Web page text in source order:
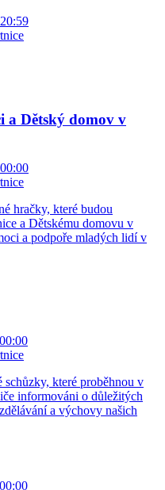
a Dětský domov v
hračky, které budou
a Dětskému domovu v
a podpoře mladých lidí v
schůzky, které proběhnou v
informováni o důležitých
a výchovy našich